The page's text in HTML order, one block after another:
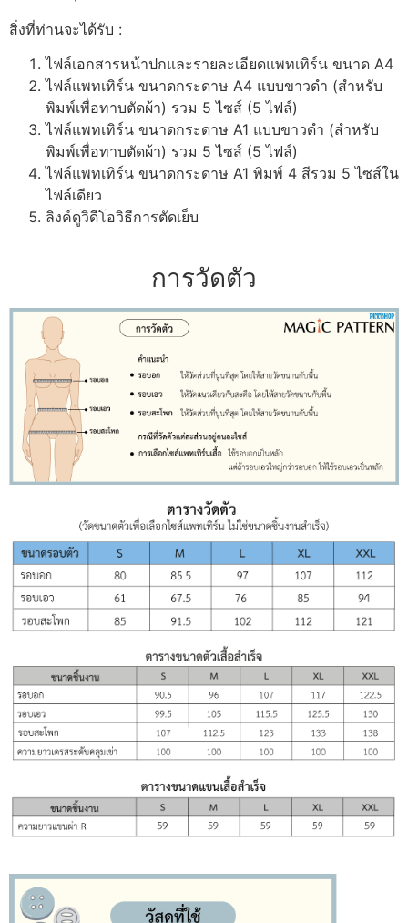
สิ่งที่ท่านจะได้รับ :
ไฟล์เอกสารหน้าปกและรายละเอียดแพทเทิร์น ขนาด A4
ไฟล์แพทเทิร์น ขนาดกระดาษ A4 แบบขาวดำ (สำหรับ
พิมพ์เพื่อทาบตัดผ้า) รวม 5 ไซส์ (5 ไฟล์)
ไฟล์แพทเทิร์น ขนาดกระดาษ A1 แบบขาวดำ (สำหรับ
พิมพ์เพื่อทาบตัดผ้า) รวม 5 ไซส์ (5 ไฟล์)
ไฟล์แพทเทิร์น ขนาดกระดาษ A1 พิมพ์ 4 สีรวม 5 ไซส์ใน
ไฟล์เดียว
ลิงค์ดูวิดีโอวิธีการตัดเย็บ
การวัดตัว